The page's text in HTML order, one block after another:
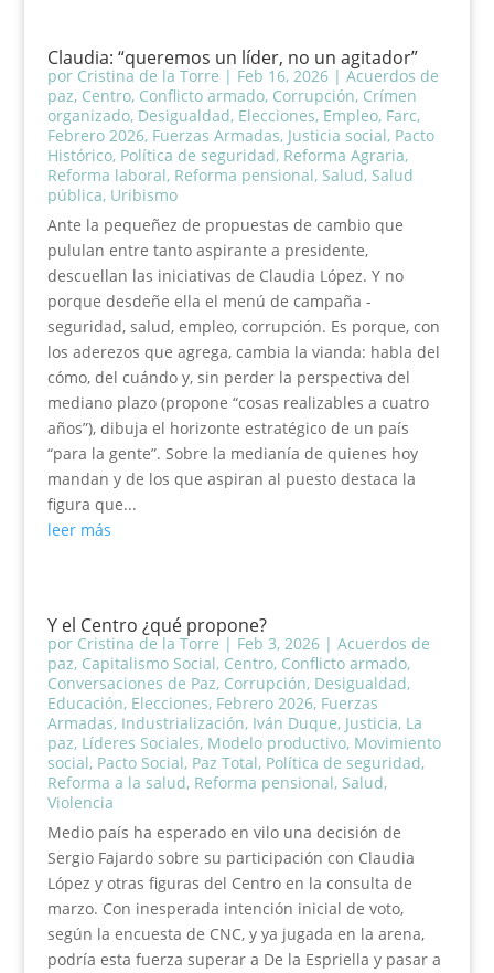
Claudia: “queremos un líder, no un agitador”
por Cristina de la Torre | Feb 16, 2026| Acuerdos de
paz, Centro, Conflicto armado, Corrupción, Crímen
organizado, Desigualdad, Elecciones, Empleo, Farc,
Febrero 2026, Fuerzas Armadas, Justicia social, Pacto
Histórico, Política de seguridad, Reforma Agraria,
Reforma laboral, Reforma pensional, Salud, Salud
pública, Uribismo
Ante la pequeñez de propuestas de cambio que
pululan entre tanto aspirante a presidente,
descuellan las iniciativas de Claudia López. Y no
porque desdeñe ella el menú de campaña -
seguridad, salud, empleo, corrupción. Es porque, con
los aderezos que agrega, cambia la vianda: habla del
cómo, del cuándo y, sin perder la perspectiva del
mediano plazo (propone “cosas realizables a cuatro
años”), dibuja el horizonte estratégico de un país
“para la gente”. Sobre la medianía de quienes hoy
mandan y de los que aspiran al puesto destaca la
figura que...
leer más
Y el Centro ¿qué propone?
por Cristina de la Torre | Feb 3, 2026| Acuerdos de
paz, Capitalismo Social, Centro, Conflicto armado,
Conversaciones de Paz, Corrupción, Desigualdad,
Educación, Elecciones, Febrero 2026, Fuerzas
Armadas, Industrialización, Iván Duque, Justicia, La
paz, Líderes Sociales, Modelo productivo, Movimiento
social, Pacto Social, Paz Total, Política de seguridad,
Reforma a la salud, Reforma pensional, Salud,
Violencia
Medio país ha esperado en vilo una decisión de
Sergio Fajardo sobre su participación con Claudia
López y otras figuras del Centro en la consulta de
marzo. Con inesperada intención inicial de voto,
según la encuesta de CNC, y ya jugada en la arena,
podría esta fuerza superar a De la Espriella y pasar a